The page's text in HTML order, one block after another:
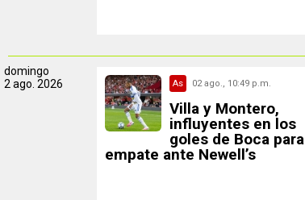
domingo
2 ago. 2026
As 02 ago., 10:49 p.m.
Villa y Montero,
influyentes en los
goles de Boca para
empate ante Newell’s